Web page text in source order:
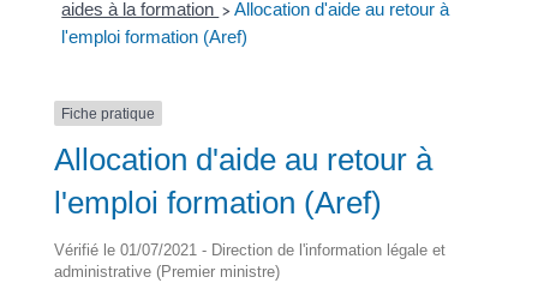
aides à la formation > Allocation d'aide au retour à
l'emploi formation (Aref)
Fiche pratique
Allocation d'aide au retour à
l'emploi formation (Aref)
Vérifié le 01/07/2021 - Direction de l'information légale et
administrative (Premier ministre)